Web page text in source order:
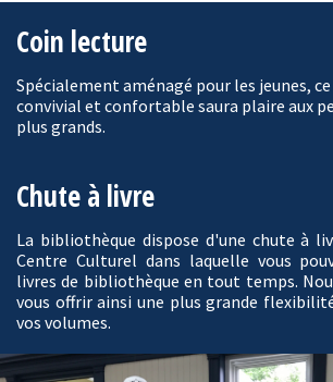
Coin lecture
Spécialement aménagé pour les jeunes,
convivial et confortable saura plaire aux
plus grands.
Chute à livre
La bibliothèque dispose d'une chute à
Centre Culturel dans laquelle vous
livres de bibliothèque en tout temps.
vous offrir ainsi une plus grande
vos volumes.